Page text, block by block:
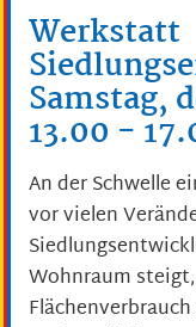
Werkstatt
Samstag,
13.00 -
An der Schwelle
vor vielen
Wohnraum